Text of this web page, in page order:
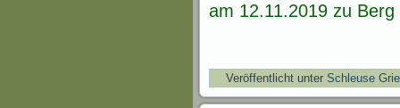
am 12.11.2019 zu
Veröffentlicht unter Schleuse